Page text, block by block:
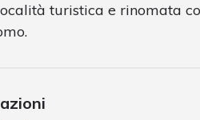
turistica e rinomata